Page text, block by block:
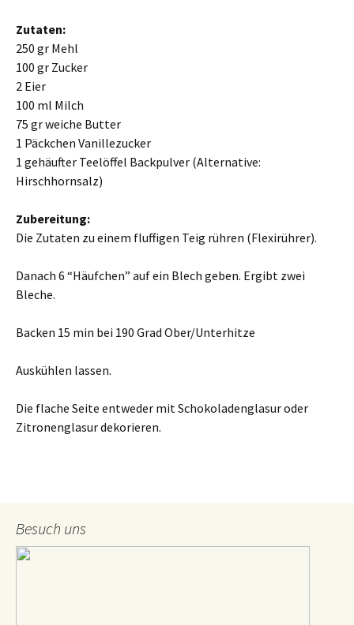
Zutaten:
250 gr Mehl
100 gr Zucker
2 Eier
100 ml Milch
75 gr weiche Butter
1 Päckchen Vanillezucker
1 gehäufter Teelöffel Backpulver (Alternative:
Hirschhornsalz)
Zubereitung:
Die Zutaten zu einem fluffigen Teig rühren (Flexirührer).
Danach 6 “Häufchen” auf ein Blech geben. Ergibt zwei
Bleche.
Backen 15 min bei 190 Grad Ober/Unterhitze
Auskühlen lassen.
Die flache Seite entweder mit Schokoladenglasur oder
Zitronenglasur dekorieren.
Besuch uns